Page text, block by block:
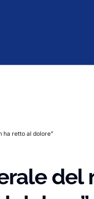
ha retto al dolore”
del